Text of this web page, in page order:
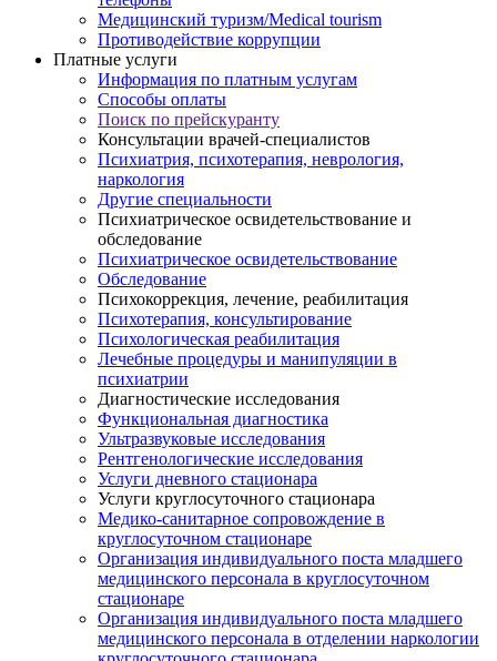
Медицинский туризм/Medical tourism
Противодействие коррупции
Платные услуги
Информация по платным услугам
Способы оплаты
Поиск по прейскуранту
Консультации врачей-специалистов
Психиатрия, психотерапия, неврология,
наркология
Другие специальности
Психиатрическое освидетельствование и
обследование
Психиатрическое освидетельствование
Обследование
Психокоррекция, лечение, реабилитация
Психотерапия, консультирование
Психологическая реабилитация
Лечебные процедуры и манипуляции в
психиатрии
Диагностические исследования
Функциональная диагностика
Ультразвуковые исследования
Рентгенологические исследования
Услуги дневного стационара
Услуги круглосуточного стационара
Медико-санитарное сопровождение в
круглосуточном стационаре
Организация индивидуального поста младшего
медицинского персонала в круглосуточном
стационаре
Организация индивидуального поста младшего
медицинского персонала в отделении наркологии